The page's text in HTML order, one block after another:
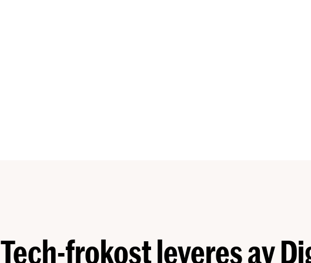
Tech-frokost leveres av